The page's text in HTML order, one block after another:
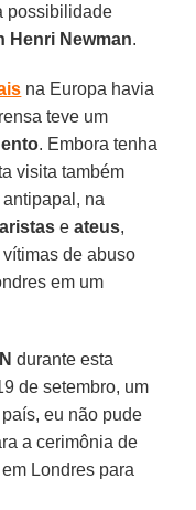
possibilidade
Henri Newman.
na Europa havia
teve um
. Embora tenha
visita também
na
eateus,
de abuso
em um
durante esta
de setembro, um
eu não pude
a cerimônia de
Londres para